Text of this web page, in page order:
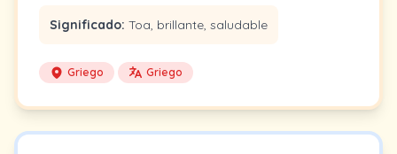
Significado: Toa, brillante, saludable
Griego Griego